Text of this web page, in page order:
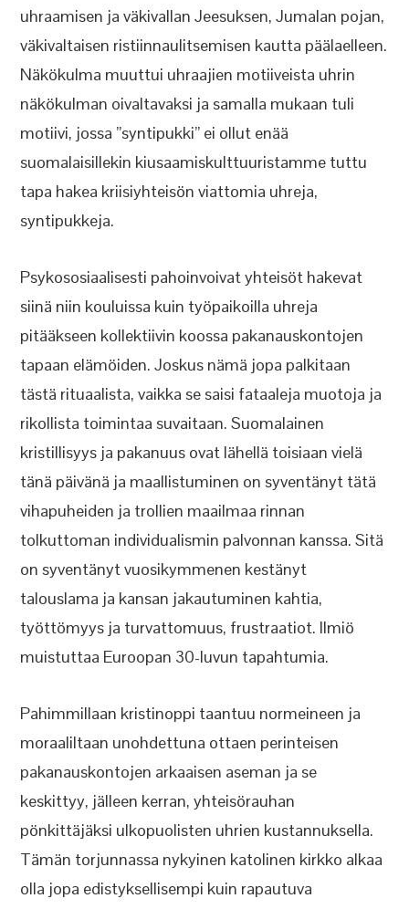
uhraamisen ja väkivallan Jeesuksen, Jumalan pojan,
väkivaltaisen ristiinnaulitsemisen kautta päälaelleen.
Näkökulma muuttui uhraajien motiiveista uhrin
näkökulman oivaltavaksi ja samalla mukaan tuli
motiivi, jossa ”syntipukki” ei ollut enää
suomalaisillekin kiusaamiskulttuuristamme tuttu
tapa hakea kriisiyhteisön viattomia uhreja,
syntipukkeja.
Psykososiaalisesti pahoinvoivat yhteisöt hakevat
siinä niin kouluissa kuin työpaikoilla uhreja
pitääkseen kollektiivin koossa pakanauskontojen
tapaan elämöiden. Joskus nämä jopa palkitaan
tästä rituaalista, vaikka se saisi fataaleja muotoja ja
rikollista toimintaa suvaitaan. Suomalainen
kristillisyys ja pakanuus ovat lähellä toisiaan vielä
tänä päivänä ja maallistuminen on syventänyt tätä
vihapuheiden ja trollien maailmaa rinnan
tolkuttoman individualismin palvonnan kanssa. Sitä
on syventänyt vuosikymmenen kestänyt
talouslama ja kansan jakautuminen kahtia,
työttömyys ja turvattomuus, frustraatiot. Ilmiö
muistuttaa Euroopan 30-luvun tapahtumia.
Pahimmillaan kristinoppi taantuu normeineen ja
moraaliltaan unohdettuna ottaen perinteisen
pakanauskontojen arkaaisen aseman ja se
keskittyy, jälleen kerran, yhteisörauhan
pönkittäjäksi ulkopuolisten uhrien kustannuksella.
Tämän torjunnassa nykyinen katolinen kirkko alkaa
olla jopa edistyksellisempi kuin rapautuva